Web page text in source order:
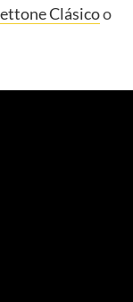
Clásicoo